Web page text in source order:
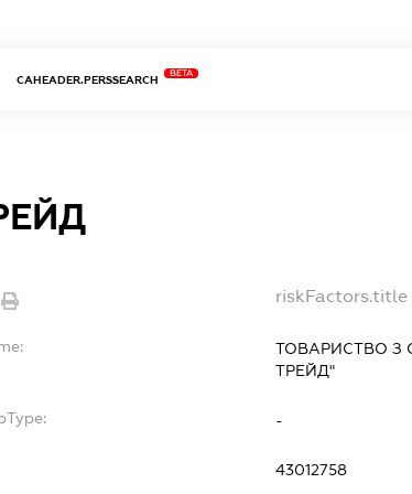
CAHEADER.PERSSEARCH
BETA
riskFactors.title
ТОВАРИСТВО З
ТРЕЙД"
-
43012758